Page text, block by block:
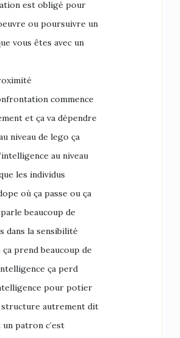
est obligé pour
ou poursuivre un
vous êtes avec un
commence
et ça va dépendre
niveau de lego ça
au niveau
les individus
où ça passe ou ça
beaucoup de
dans la sensibilité
ça prend beaucoup de
ça perd
pour potier
structure autrement dit
un patron c’est